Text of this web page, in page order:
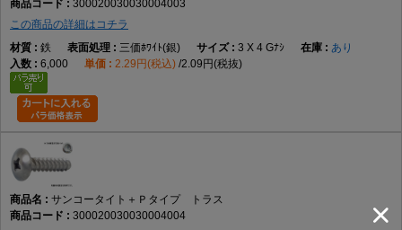
300020030030004003
この商品の詳細はコチラ
鉄
三価ﾎﾜｲﾄ(銀) 3 X 4 Gﾅｼ
あり
6,000
2.29円(税込) 2.09円(税抜)
サンコータイト＋Ｐタイプ トラス
300020030030004004